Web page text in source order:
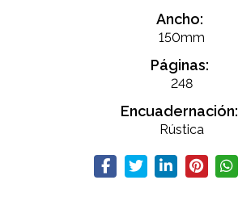
Ancho:
150mm
Páginas:
248
Encuadernación:
Rústica